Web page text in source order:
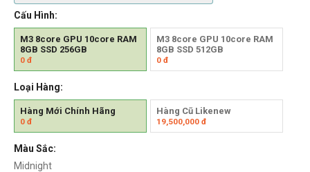
Cấu Hình:
M3 8core GPU 10core RAM
8GB SSD 256GB
0 đ
M3 8core GPU 10core RAM
8GB SSD 512GB
0đ
Loại Hàng:
Hàng Mới Chính Hãng
0 đ
Hàng Cũ Likenew
19,500,000đ
Màu Sắc:
Midnight